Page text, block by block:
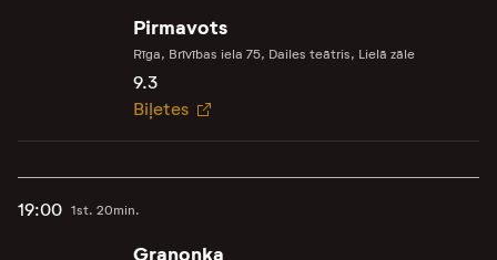
Pirmavots
Rīga, Brīvības iela 75, Dailes teātris, Lielā zāle
9.3
Biļetes
19:00 1st. 20min.
Graņonka